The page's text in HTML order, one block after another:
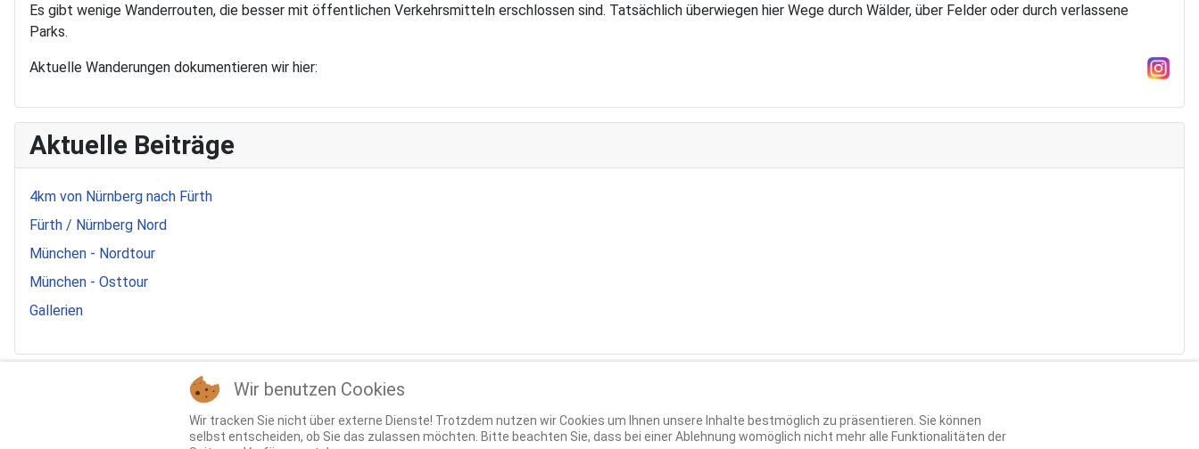
Es gibt wenige Wanderrouten, die besser mit öffentlichen Verkehrsmitteln erschlossen sind. Tatsächlich überwiegen hier Wege durch Wälder, über Felder oder durch verlassene
Parks.
Aktuelle Wanderungen dokumentieren wir hier:
Aktuelle Beiträge
4km von Nürnberg nach Fürth
Fürth / Nürnberg Nord
München - Nordtour
München - Osttour
Gallerien
Wir benutzen Cookies
Wir tracken Sie nicht über externe Dienste! Trotzdem nutzen wir Cookies um Ihnen unsere Inhalte bestmöglich zu präsentieren. Sie können
selbst entscheiden, ob Sie das zulassen möchten. Bitte beachten Sie, dass bei einer Ablehnung womöglich nicht mehr alle Funktionalitäten der